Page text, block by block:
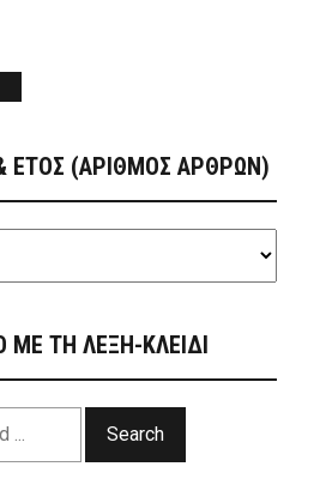
ΕΤΟΣ (ΑΡΙΘΜΟΣ ΑΡΘΡΩΝ)
ΜΕ ΤΗ ΛΕΞΗ-ΚΛΕΙΔΙ
Search